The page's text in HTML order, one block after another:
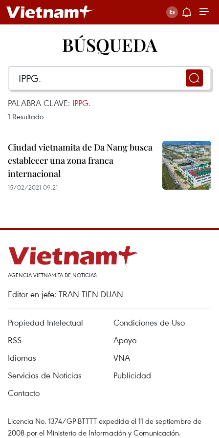
BÚSQUEDA
PALABRA CLAVE: IPPG.
1 Resultado
Ciudad vietnamita de Da Nang busca
establecer una zona franca
internacional
15/02/2021 09:21
AGENCIA VIETNAMITA DE NOTICIAS
Editor en jefe: TRAN TIEN DUAN
Propiedad Intelectual
Condiciones de Uso
RSS
Apoyo
Idiomas
VNA
Servicios de Noticias
Publicidad
Contacto
Licencia No. 1374/GP-BTTTT expedida el 11 de septiembre de
2008 por el Ministerio de Información y Comunicación.